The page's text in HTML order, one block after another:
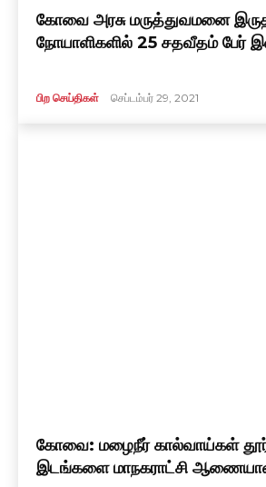
கோவை அரசு மருத்துவமனை
நோயாளிகளில் 25 சதவீதம் பேர்
பிற செய்திகள் செப்டம்பர் 29, 2021
கோவை: மழைநீர் கால்வாய்கள்
இடங்களை மாநகராட்சி